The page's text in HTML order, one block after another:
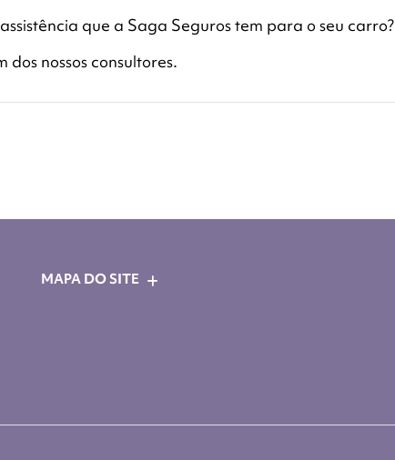
que a Saga Seguros tem para o seu carro?
dos nossos consultores.
MAPA DO SITE